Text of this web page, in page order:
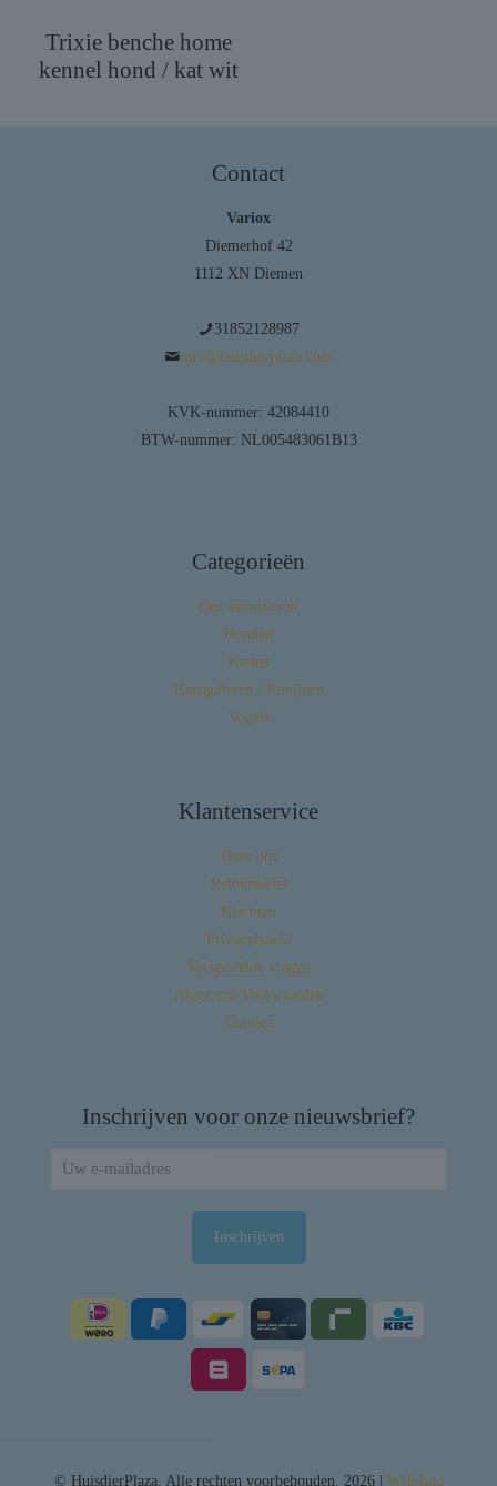
Trixie benche home
kennel hond / kat wit
Contact
Variox
Diemerhof 42
1112 XN Diemen
31852128987
info@huisdierplaza.com
KVK-nummer: 42084410
BTW-nummer: NL005483061B13
Categorieën
Ons assortiment
Honden
Katten
Knaagdieren / Konijnen
Vogels
Klantenservice
Over ons
Retourneren
Klachten
Privacybeleid
Veelgestelde vragen
Algemene Voorwaarden
Contact
Inschrijven voor onze nieuwsbrief?
© HuisdierPlaza. Alle rechten voorbehouden. 2026 | Webshop